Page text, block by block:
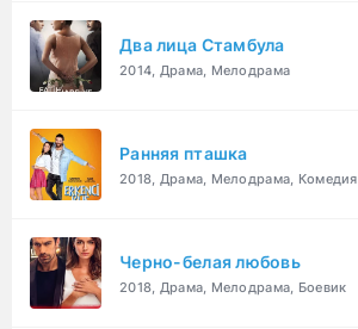
Два лица Стамбула
2014, Драма, Мелодрама
Ранняя пташка
2018, Драма, Мелодрама, Комедия
Черно-белая любовь
2018, Драма, Мелодрама, Боевик